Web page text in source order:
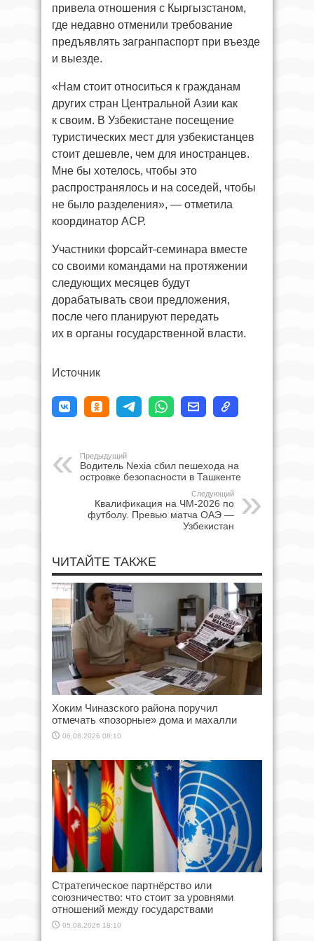
привела отношения с Кыргызстаном,
где недавно отменили требование
предъявлять загранпаспорт при въезде
и выезде.
«Нам стоит относиться к гражданам
других стран Центральной Азии как
к своим. В Узбекистане посещение
туристических мест для узбекистанцев
стоит дешевле, чем для иностранцев.
Мне бы хотелось, чтобы это
распространялось и на соседей, чтобы
не было разделения», — отметила
координатор АСР.
Участники форсайт-семинара вместе
со своими командами на протяжении
следующих месяцев будут
дорабатывать свои предложения,
после чего планируют передать
их в органы государственной власти.
Источник
Предыдущий
Водитель Nexia сбил пешехода на
островке безопасности в Ташкенте
Следующий
Квалификация на ЧМ-2026 по
футболу. Превью матча ОАЭ —
Узбекистан
ЧИТАЙТЕ ТАКЖЕ
Хоким Чиназского района поручил
отмечать «позорные» дома и махалли
06.08.2026 08:10
Стратегическое партнёрство или
союзничество: что стоит за уровнями
отношений между государствами
05.08.2026 18:10